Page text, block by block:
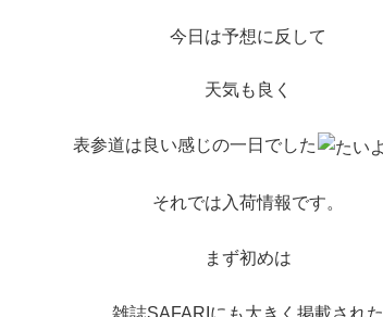
今日は予想に反して
天気も良く
表参道は良い感じの一日でした
それでは入荷情報です。
まず初めは
雑誌SAFARIにも大きく掲載された